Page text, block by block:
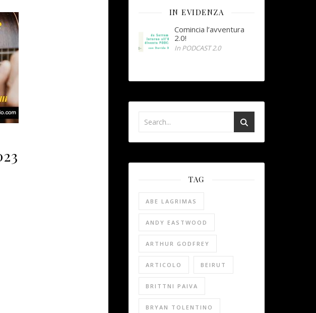
IN EVIDENZA
Comincia l’avventura
2.0!
In PODCAST 2.0
TAG
ABE LAGRIMAS
ANDY EASTWOOD
ARTHUR GODFREY
ARTICOLO BEIRUT
BRITTNI PAIVA
BRYAN TOLENTINO